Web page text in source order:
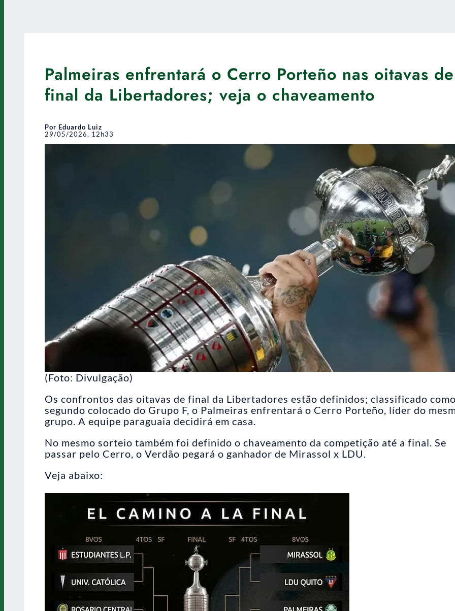
Palmeiras enfrentará o Cerro Porteño nas oitavas de
final da Libertadores; veja o chaveamento
Por Eduardo Luiz
29/05/2026, 12h33
(Foto: Divulgação)
Os confrontos das oitavas de final da Libertadores estão definidos; classificado
segundo colocado do Grupo F, o Palmeiras enfrentará o Cerro Porteño, líder do
grupo. A equipe paraguaia decidirá em casa.
No mesmo sorteio também foi definido o chaveamento da competição até a final. Se
passar pelo Cerro, o Verdão pegará o ganhador de Mirassol x LDU.
Veja abaixo: